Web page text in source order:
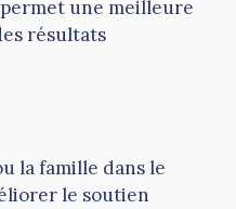
une meilleure
résultats
la famille dans le
le soutien